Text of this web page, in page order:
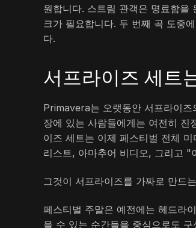
원합니다. 스트림 관객은 명료함을
크가 필요합니다. 두 번째 곡 도중
다.
서프라이즈 세트
Primavera는 오랫동안 서프라이
장에 있는 사람들에게는 여전히 진
이즈 세트는 이제 페스티벌 전체
리스트, 아마추어 비디오, 그리고 "
그것이 서프라이즈를 가짜로 만드
페스티벌 주말은 예전에는 헤드라
을 수 있는 순간들을 중심으로도